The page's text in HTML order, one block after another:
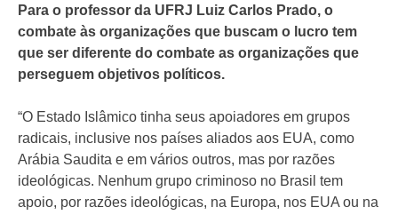
Para o professor da UFRJ Luiz Carlos Prado, o
combate às organizações que buscam o lucro tem
que ser diferente do combate as organizações que
perseguem objetivos políticos.
“O Estado Islâmico tinha seus apoiadores em grupos
radicais, inclusive nos países aliados aos EUA, como
Arábia Saudita e em vários outros, mas por razões
ideológicas. Nenhum grupo criminoso no Brasil tem
apoio, por razões ideológicas, na Europa, nos EUA ou na